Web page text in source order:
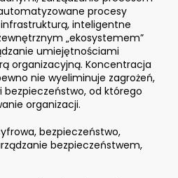
procesy
inteligentne
„ekosystemem”
umiejętnościami
organizacyjną. Koncentracja
nie wyeliminuje zagrożeń,
od którego
organizacji.
bezpieczeństwo,
bezpieczeństwem,